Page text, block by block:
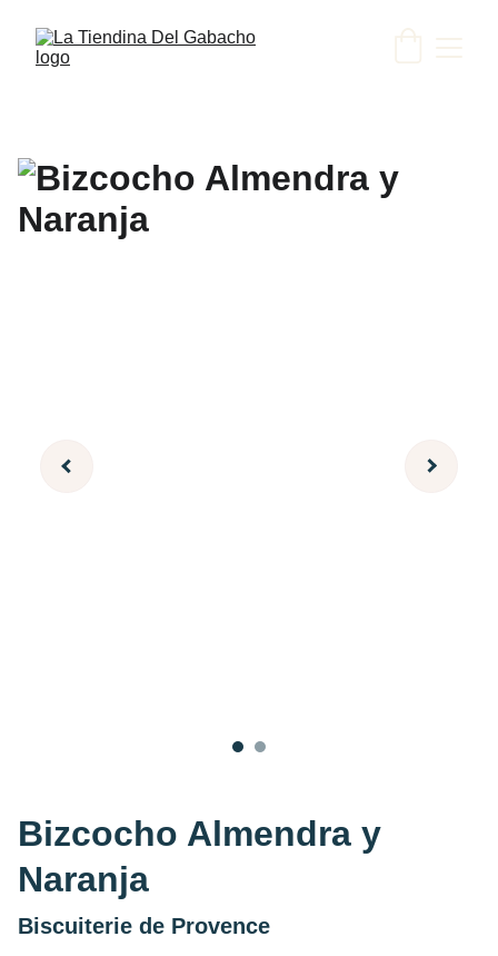
Bizcocho Almendra y
Naranja
Biscuiterie de Provence